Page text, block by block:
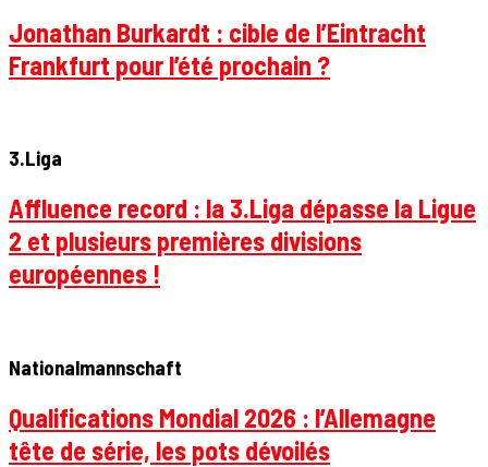
Jonathan Burkardt : cible de l’Eintracht
Frankfurt pour l’été prochain ?
3.Liga
Affluence record : la 3.Liga dépasse la Ligue
2 et plusieurs premières divisions
européennes !
Nationalmannschaft
Qualifications Mondial 2026 : l’Allemagne
tête de série, les pots dévoilés